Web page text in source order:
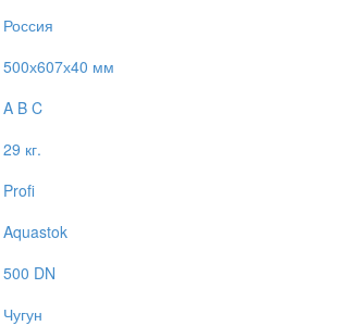
Россия
500х607х40 мм
A B C
29 кг.
Profi
Aquastok
500 DN
Чугун